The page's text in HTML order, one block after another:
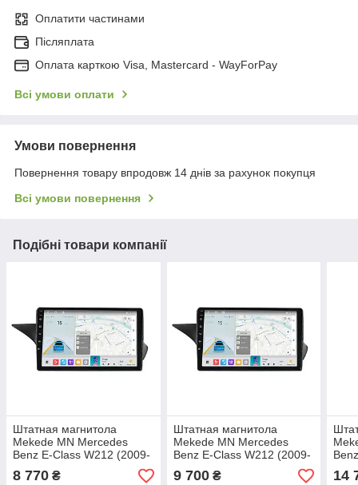
Оплатити частинами
Післяплата
Оплата карткою Visa, Mastercard - WayForPay
Всі умови оплати
Умови повернення
Повернення товару впродовж 14 днів за рахунок покупця
Всі умови повернення
Подібні товари компанії
Штатная магнитола
Mekede MN Mercedes
Benz E-Class W212 (2009-
2013) IPS
8 770 ₴
Штатная магнитола
Mekede MN Mercedes
Benz E-Class W212 (2009-
2013) IPS
9 700₴ 14